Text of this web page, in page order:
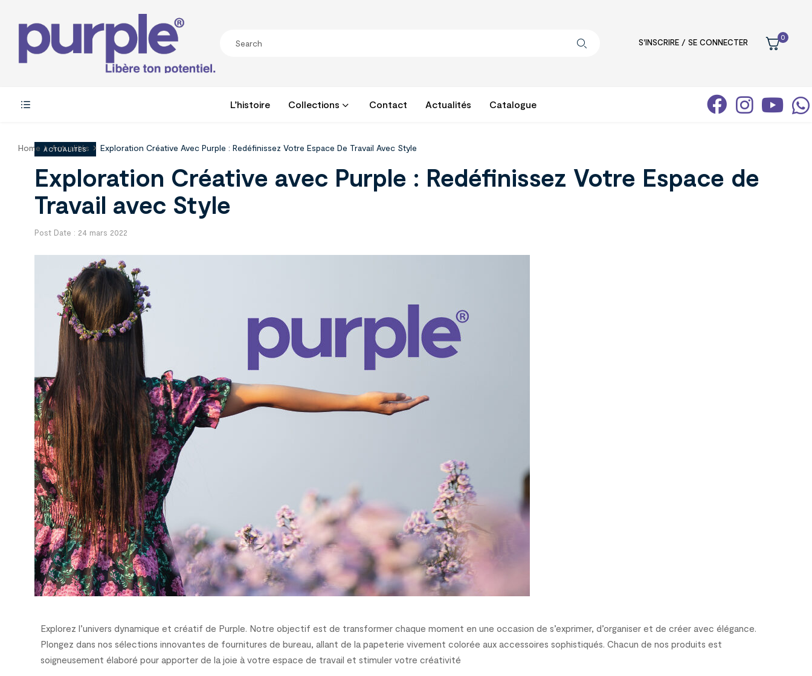
S'INSCRIRE / SE CONNECTER
0
L’histoire Collections Contact Actualités Catalogue
Home Actualités Exploration Créative Avec Purple : Redéfinissez Votre Espace De Travail Avec Style
ACTUALITÉS
Exploration Créative avec Purple : Redéfinissez Votre Espace de
Travail avec Style
Post Date : 24 mars 2022
Explorez l’univers dynamique et créatif de Purple. Notre objectif est de transformer chaque moment en une occasion de s’exprimer, d’organiser et de créer avec élégance.
Plongez dans nos sélections innovantes de fournitures de bureau, allant de la papeterie vivement colorée aux accessoires sophistiqués. Chacun de nos produits est
soigneusement élaboré pour apporter de la joie à votre espace de travail et stimuler votre créativité